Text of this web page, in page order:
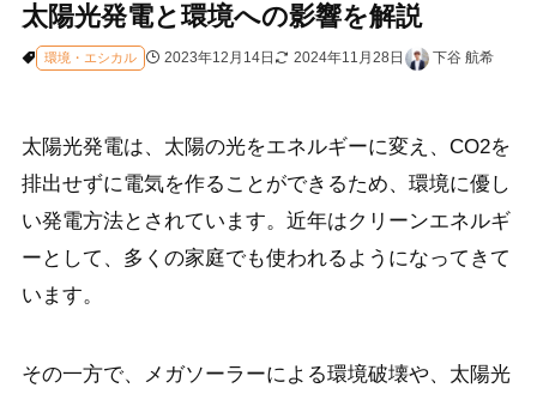
太陽光発電と環境への影響を解説
環境・エシカル 2023年12月14日 2024年11月28日 下谷 航希
太陽光発電は、太陽の光をエネルギーに変え、CO2を
排出せずに電気を作ることができるため、環境に優し
い発電方法とされています。近年はクリーンエネルギ
ーとして、多くの家庭でも使われるようになってきて
います。
その一方で、メガソーラーによる環境破壊や、太陽光